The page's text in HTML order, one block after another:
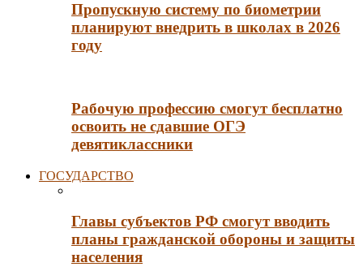
Пропускную систему по биометрии
планируют внедрить в школах в 2026
году
Рабочую профессию смогут бесплатно
освоить не сдавшие ОГЭ
девятиклассники
ГОСУДАРСТВО
Главы субъектов РФ смогут вводить
планы гражданской обороны и защиты
населения